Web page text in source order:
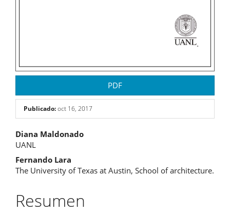
PDF
Publicado:oct 16, 2017
Contenido
principal
del
artículo
Diana Maldonado
UANL
Fernando Lara
The University of Texas at Austin, School of architecture.
Resumen